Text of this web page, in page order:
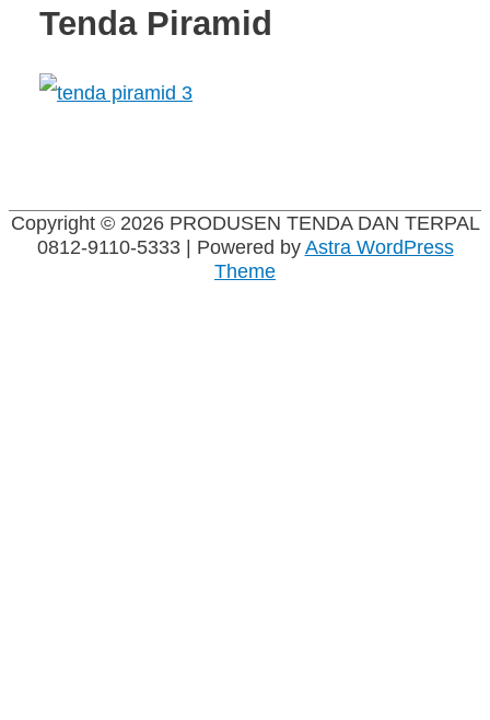
Tenda Piramid
Copyright © 2026 PRODUSEN TENDA DAN TERPAL
0812-9110-5333| Powered byAstra WordPress
Theme